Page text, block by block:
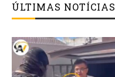
ÚLTIMAS NOTÍCIAS